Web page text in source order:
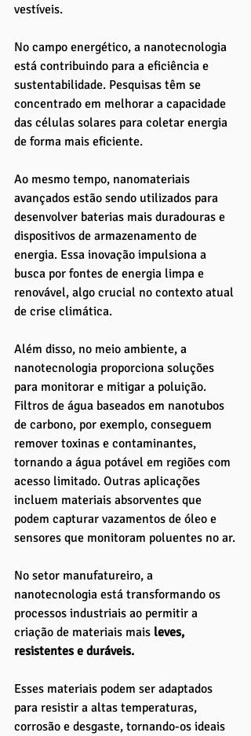
vestíveis.
No campo energético, a nanotecnologia
está contribuindo para a eficiência e
sustentabilidade. Pesquisas têm se
concentrado em melhorar a capacidade
das células solares para coletar energia
de forma mais eficiente.
Ao mesmo tempo, nanomateriais
avançados estão sendo utilizados para
desenvolver baterias mais duradouras e
dispositivos de armazenamento de
energia. Essa inovação impulsiona a
busca por fontes de energia limpa e
renovável, algo crucial no contexto atual
de crise climática.
Além disso, no meio ambiente, a
nanotecnologia proporciona soluções
para monitorar e mitigar a poluição.
Filtros de água baseados em nanotubos
de carbono, por exemplo, conseguem
remover toxinas e contaminantes,
tornando a água potável em regiões com
acesso limitado. Outras aplicações
incluem materiais absorventes que
podem capturar vazamentos de óleo e
sensores que monitoram poluentes no ar.
No setor manufatureiro, a
nanotecnologia está transformando os
processos industriais ao permitir a
criação de materiais mais leves,
resistentes e duráveis.
Esses materiais podem ser adaptados
para resistir a altas temperaturas,
corrosão e desgaste, tornando-os ideais